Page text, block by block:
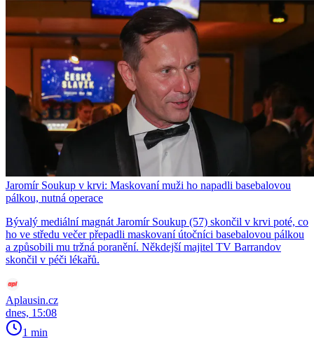
Jaromír Soukup v krvi: Maskovaní muži ho napadli basebalovou
pálkou, nutná operace
Bývalý mediální magnát Jaromír Soukup (57) skončil v krvi poté, co
ho ve středu večer přepadli maskovaní útočníci basebalovou pálkou
a způsobili mu tržná poranění. Někdejší majitel TV Barrandov
skončil v péči lékařů.
Aplausin.cz
dnes, 15:08
1 min